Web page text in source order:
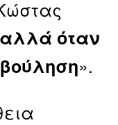
όταν
».